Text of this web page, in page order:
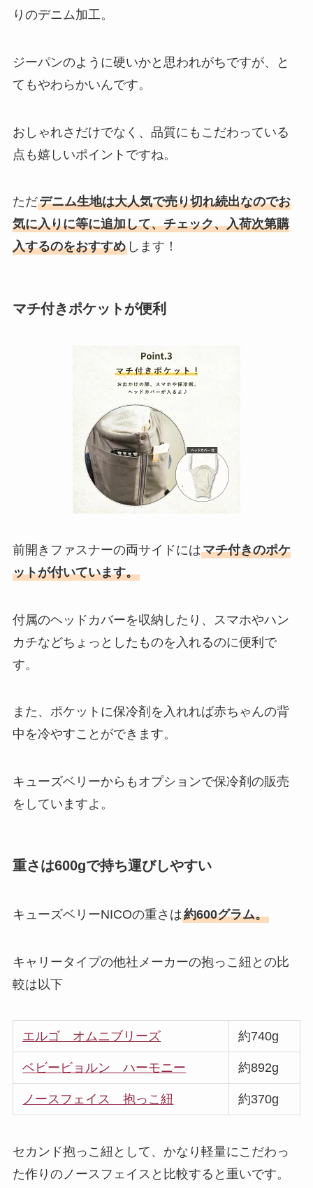
りのデニム加工。
ジーパンのように硬いかと思われがちですが、と
てもやわらかいんです。
おしゃれさだけでなく、品質にもこだわっている
点も嬉しいポイントですね。
ただデニム生地は大人気で売り切れ続出なのでお
気に入りに等に追加して、チェック、入荷次第購
入するのをおすすめします！
マチ付きポケットが便利
前開きファスナーの両サイドにはマチ付きのポケ
ットが付いています。
付属のヘッドカバーを収納したり、スマホやハン
カチなどちょっとしたものを入れるのに便利で
す。
また、ポケットに保冷剤を入れれば赤ちゃんの背
中を冷やすことができます。
キューズベリーからもオプションで保冷剤の販売
をしていますよ。
重さは600gで持ち運びしやすい
キューズベリーNICOの重さは約600グラム。
キャリータイプの他社メーカーの抱っこ紐との比
較は以下
エルゴ オムニブリーズ 約740g
ベビービョルン ハーモニー 約892g
ノースフェイス 抱っこ紐 約370g
セカンド抱っこ紐として、かなり軽量にこだわっ
た作りのノースフェイスと比較すると重いです。